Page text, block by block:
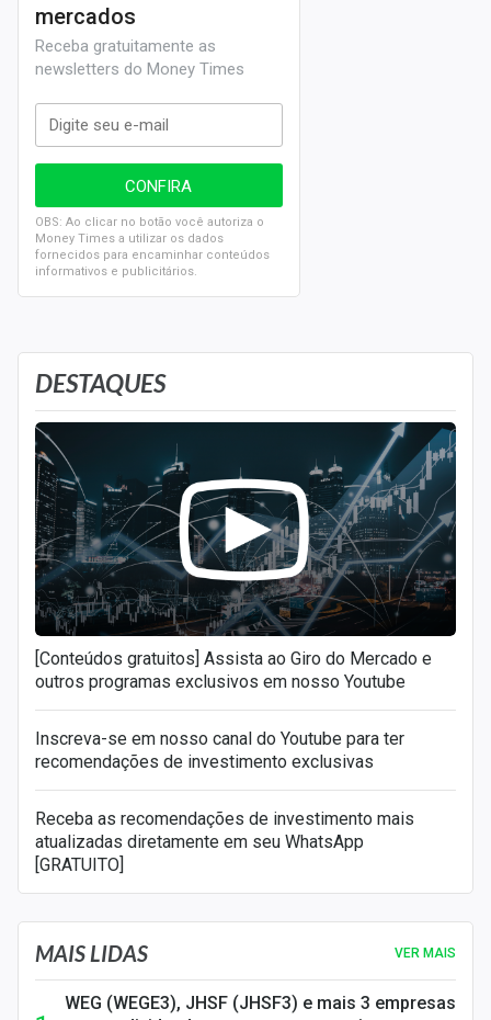
DESTAQUES
[Conteúdos gratuitos] Assista ao Giro do Mercado e
outros programas exclusivos em nosso Youtube
Inscreva-se em nosso canal do Youtube para ter
recomendações de investimento exclusivas
Receba as recomendações de investimento mais
atualizadas diretamente em seu WhatsApp
[GRATUITO]
mercados
Receba gratuitamente as
newsletters do Money Times
OBS: Ao clicar no botão você autoriza o
Money Times a utilizar os dados
fornecidos para encaminhar conteúdos
informativos e publicitários.
MAIS LIDAS VER MAIS
WEG (WEGE3), JHSF (JHSF3) e mais 3 empresas